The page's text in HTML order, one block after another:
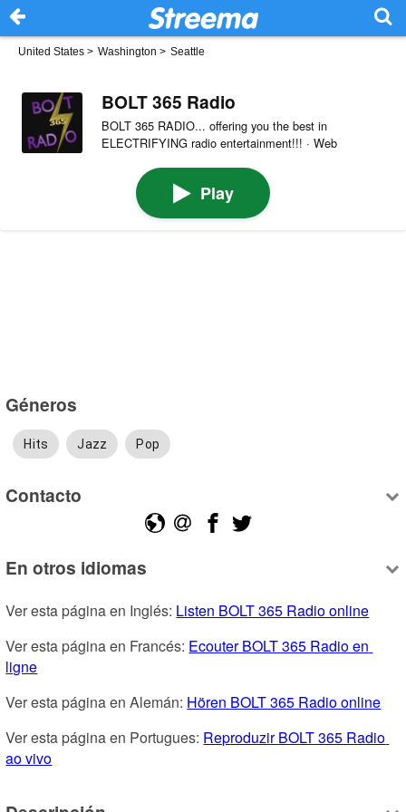
United States > Washington > Seattle
BOLT 365 Radio
BOLT 365 RADIO... offering you the best in
ELECTRIFYING radio entertainment!!! · Web
Play
Géneros
Hits Jazz Pop
Contacto
En otros idiomas
Ver esta página en Inglés: Listen BOLT 365 Radio online
Ver esta página en Francés: Ecouter BOLT 365 Radio en
ligne
Ver esta página en Alemán: Hören BOLT 365 Radio online
Ver esta página en Portugues: Reproduzir BOLT 365 Radio
ao vivo